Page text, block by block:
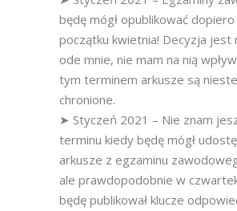
będę mógł opublikować dopiero
początku kwietnia! Decyzja jest
ode mnie, nie mam na nią
tym terminem arkusze są
chronione.
➤ Styczeń 2021 – Nie znam
terminu kiedy będę mógł
arkusze z egzaminu
ale prawdopodobnie w
będę publikował klucze